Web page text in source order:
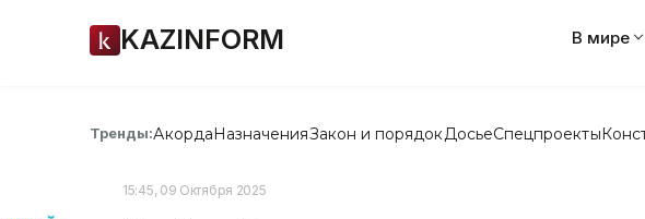
KAZINFORM В мире
Тренды:АкордаНазначенияЗакон и порядок ДосьеСпецпроекты
15:45, 09 Октября 2025